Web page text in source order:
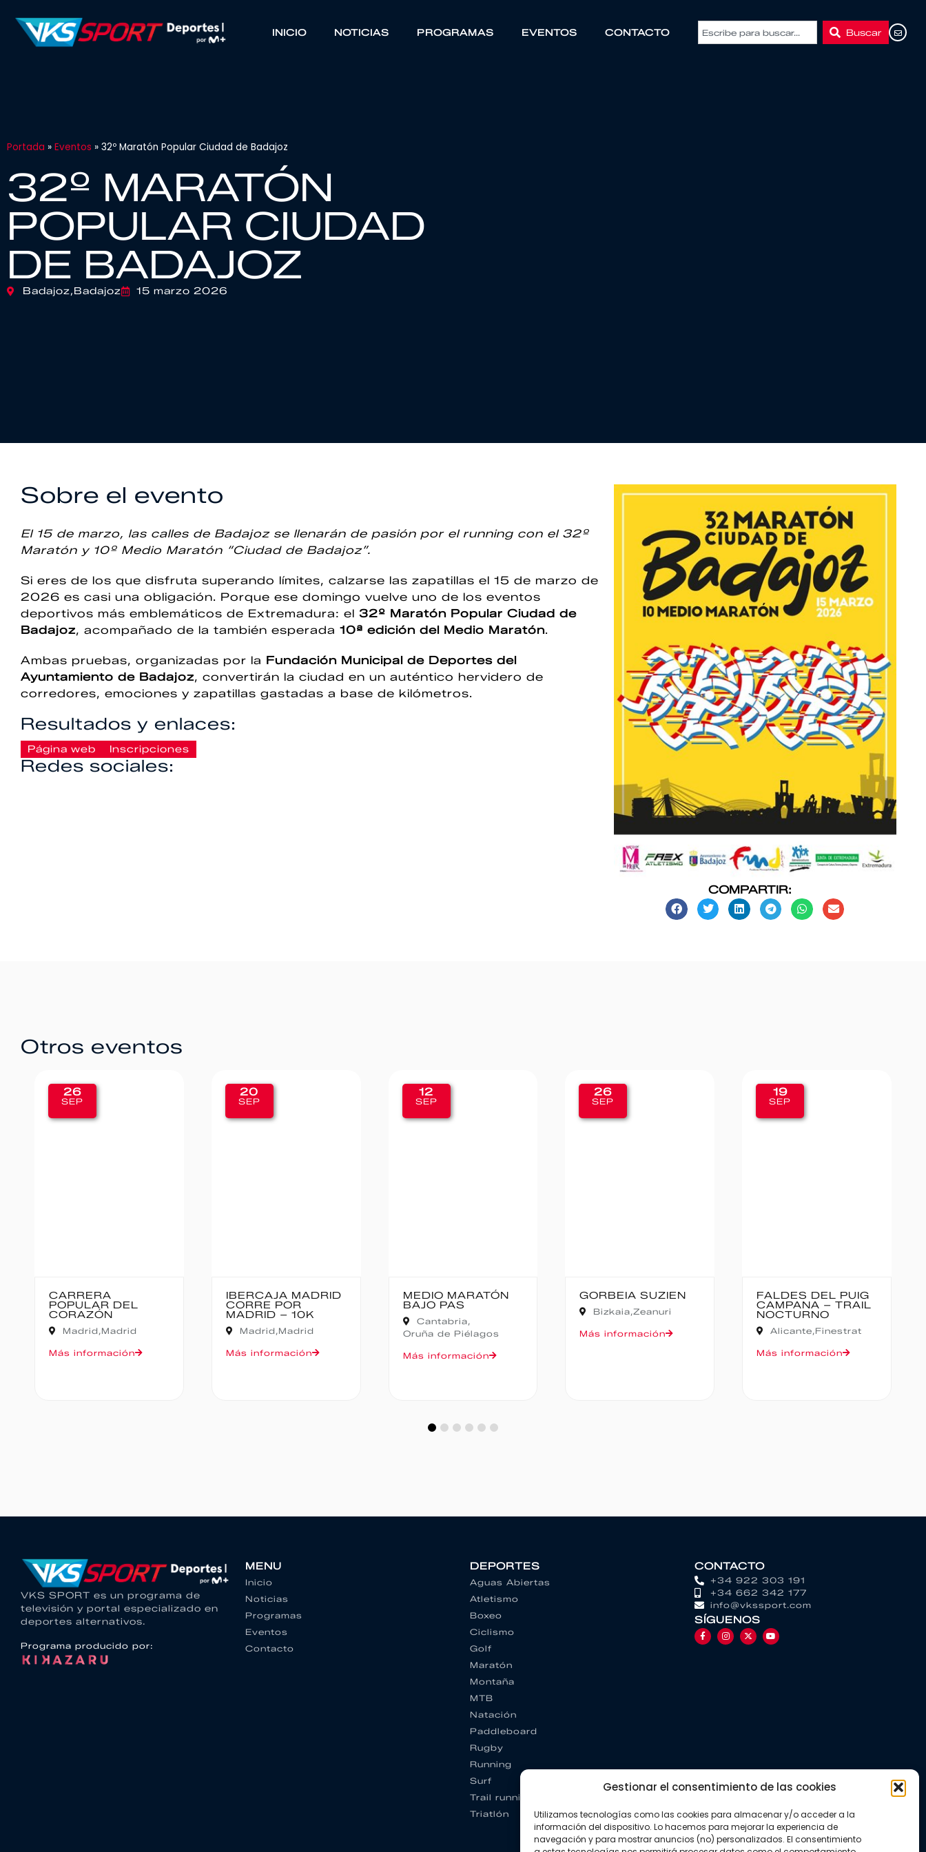
Gestionar el consentimiento de las cookies
Utilizamos tecnologías como las cookies para almacenar y/o acceder a la
información del dispositivo. Lo hacemos para mejorar la experiencia de
navegación y para mostrar anuncios (no) personalizados. El consentimiento
INICIO NOTICIAS PROGRAMAS EVENTOS CONTACTO Buscar
Portada » Eventos » 32º Maratón Popular Ciudad de Badajoz
32º MARATÓN
POPULAR CIUDAD
DE BADAJOZ
Badajoz,Badajoz 15 marzo 2026
Sobre el evento
El 15 de marzo, las calles de Badajoz se llenarán de pasión por el running con el 32º
Maratón y 10º Medio Maratón “Ciudad de Badajoz”.
Si eres de los que disfruta superando límites, calzarse las zapatillas el 15 de marzo de
2026 es casi una obligación. Porque ese domingo vuelve uno de los eventos
deportivos más emblemáticos de Extremadura: el 32º Maratón Popular Ciudad de
Badajoz, acompañado de la también esperada 10ª edición del Medio Maratón.
Ambas pruebas, organizadas por la Fundación Municipal de Deportes del
Ayuntamiento de Badajoz, convertirán la ciudad en un auténtico hervidero de
corredores, emociones y zapatillas gastadas a base de kilómetros.
Resultados y enlaces:
Página web Inscripciones
Redes sociales:
COMPARTIR:
Otros eventos
20
SEP
IBERCAJA MADRID
CORRE POR
MADRID – 10K
Madrid,Madrid
Más información
12
SEP
MEDIO MARATÓN
BAJO PAS
Cantabria,
Oruña de Piélagos
Más información
26
SEP
GORBEIA SUZIEN
Bizkaia,Zeanuri
Más información
19
SEP
FALDES DEL PUIG
NOCTURNO
Alicante,Finestrat
11
SEP
CANFRANC-
CANFRANC
Huesca,Canfranc
VKS SPORT es un programa de
televisión y portal especializado en
deportes alternativos.
Programa producido por:
MENU
Inicio
Noticias
Programas
Eventos
Contacto
DEPORTES
Aguas Abiertas
Atletismo
Boxeo
Ciclismo
Golf
Maratón
Montaña
MTB
Natación
Paddleboard
Rugby
Running
Surf
Trail running
Triatlón
CONTACTO
+34 922 303 191
+34 662 342 177
info@vkssport.com
SÍGUENOS